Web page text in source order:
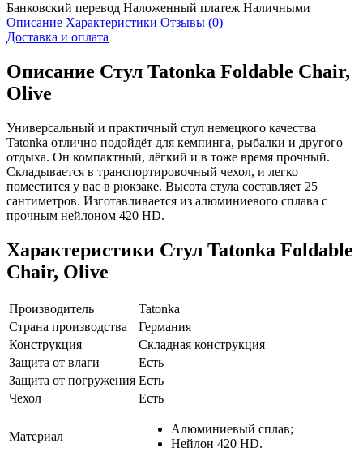
Банковский перевод Наложенный платеж Наличными
Описание Характеристики Отзывы (0)
Доставка и оплата
Описание Стул Tatonka Foldable Chair,
Olive
Универсальный и практичный стул немецкого качества
Tatonka отлично подойдёт для кемпинга, рыбалки и другого
отдыха. Он компактный, лёгкий и в тоже время прочный.
Складывается в транспортировочный чехол, и легко
поместится у вас в рюкзаке. Высота стула составляет 25
сантиметров. Изготавливается из алюминиевого сплава с
прочным нейлоном 420 HD.
Характеристики Стул Tatonka Foldable
Chair, Olive
Производитель
Tatonka
Страна производства
Германия
Конструкция
Складная конструкция
Защита от влаги
Есть
Защита от погружения Есть
Чехол
Есть
Материал
Алюминиевый сплав;
Нейлон 420 HD.